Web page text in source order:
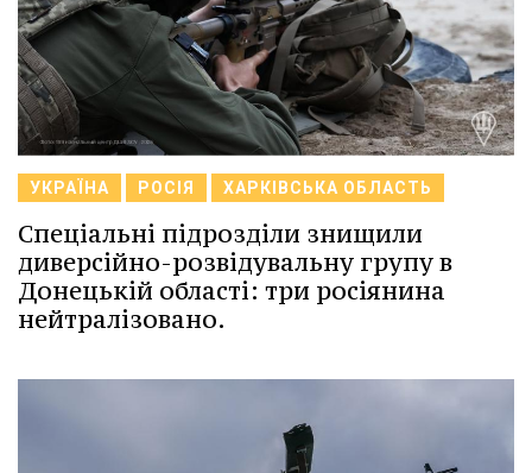
УКРАЇНА РОСІЯ ХАРКІВСЬКА ОБЛАСТЬ
Спеціальні підрозділи знищили
диверсійно-розвідувальну групу в
Донецькій області: три росіянина
нейтралізовано.